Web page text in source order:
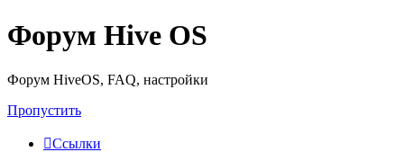
Форум Hive OS
Форум HiveOS, FAQ, настройки
Пропустить
Ссылки